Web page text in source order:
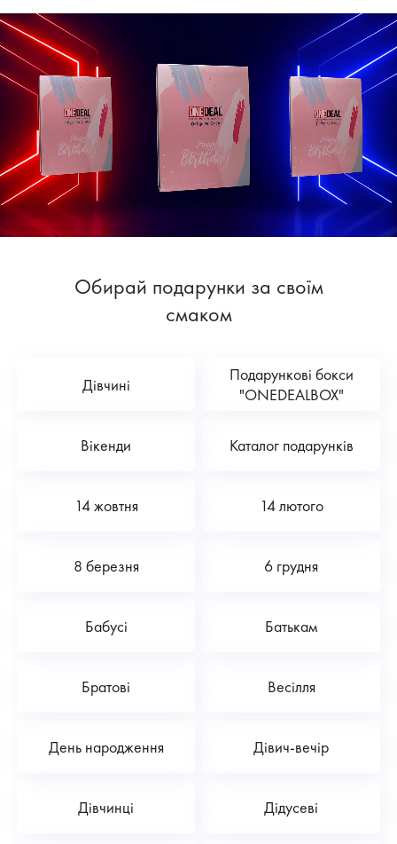
Обирай подарунки за своїм
смаком
Дівчині
Подарункові бокси
"ONEDEALBOX"
Вікенди Каталог подарунків
14 жовтня 14 лютого
8 березня 6 грудня
Бабусі Батькам
Братові Весілля
День народження Дівич-вечір
Дівчинці Дідусеві